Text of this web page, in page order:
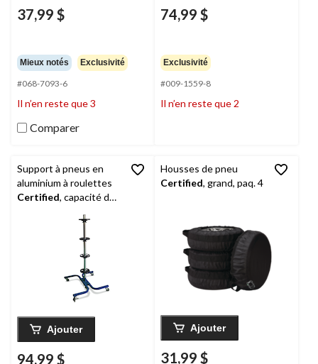
37,99 $
Mieux notés Exclusivité
#068-7093-6
Il n’en reste que 3
Comparer
74,99 $
Exclusivité
#009-1559-8
Il n’en reste que 2
Support à pneus en
aluminium à roulettes
Certified, capacité de
Ajouter
94,99 $
Housses de pneu
Certified, grand, paq. 4
Ajouter
31,99 $